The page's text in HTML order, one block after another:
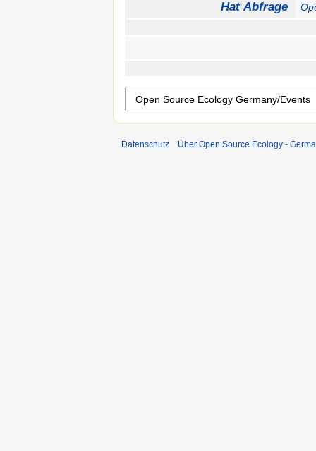
Hat Abfrage
Datenschutz Über Open Source Ecology -